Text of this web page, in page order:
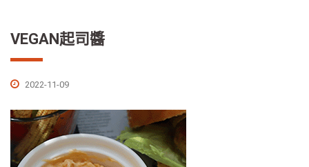
VEGAN起司醬
2022-11-09